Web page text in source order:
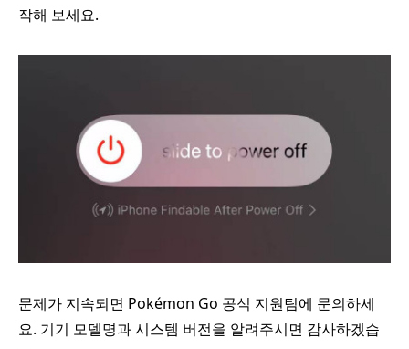
작해 보세요.
문제가 지속되면 Pokémon Go 공식 지원팀에 문의하세
요. 기기 모델명과 시스템 버전을 알려주시면 감사하겠습